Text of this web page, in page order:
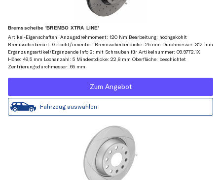
Bremsscheibe 'BREMBO XTRA LINE'
Artikel-Eigenschaften: Anzugsdrehmoment: 120 Nm Bearbeitung: hochgekohlt
Bremsscheibenart: Gelocht/innenbel. Bremsscheibendicke: 25 mm Durchmesser: 312 mm
Ergänzungsartikel/Ergänzende Info 2: mit Schrauben für Artikelnummer: 09.9772.1X
Höhe: 49,5 mm Lochanzahl: 5 Mindestdicke: 22,8 mm Oberfläche: beschichtet
Zentrierungsdurchmesser: 65 mm
Zum Angebot
Fahrzeug auswählen